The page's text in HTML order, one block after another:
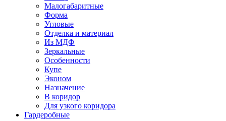
Малогабаритные
Форма
Угловые
Отделка и материал
Из МДФ
Зеркальные
Особенности
Купе
Эконом
Назначение
В коридор
Для узкого коридора
Гардеробные